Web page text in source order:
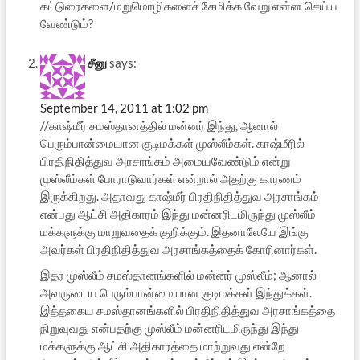
கட்டுரைகளை/மறுமொழிகளைச் சேமிக்க வேறு என்ன செய்ய
வேண்டும்?
சீனுsays:
September 14, 2011 at 1:02 pm
//காஷ்மீர் சமஸ்தானத்தில் மன்னர் இந்து, ஆனால்
பெரும்பான்மையான குடிமக்கள் முஸ்லீம்கள். காஷ்மீரில்
பிரதிநிதித்துவ அரசாங்கம் அமையவேண்டும் என்று
முஸ்லீம்கள் போராடுவார்கள் என்றால் அதற்கு காரணம்
இருக்கிறது. அதாவது காஷ்மீர் பிரதிநிதித்துவ அரசாங்கம்
என்பது ஆட்சி அதிகாரம் இந்து மன்னரிடமிருந்து முஸ்லீம்
மக்களுக்கு மாறுவதைக் குறிக்கும். இதனாலேயே இங்கு
அவர்கள் பிரதிநிதித்துவ அரசாங்கத்தைக் கோரினார்கள்.
இதர முஸ்லீம் சமஸ்தானங்களில் மன்னர் முஸ்லீம்; ஆனால்
அவருடைய பெரும்பான்மையான குடிமக்கள் இந்துக்கள்.
இத்தகைய சமஸ்தானங்களில் பிரதிநிதித்துவ அரசாங்கத்தை
நிறுவுவது என்பதற்கு முஸ்லீம் மன்னரிடமிருந்து இந்து
மக்களுக்கு ஆட்சி அதிகாரத்தை மாற்றுவது என்றே